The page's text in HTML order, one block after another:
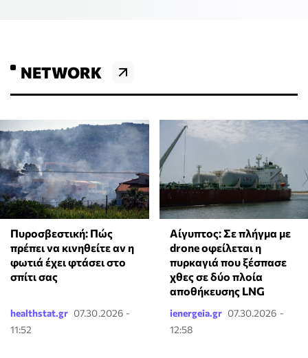
NETWORK
Πυροσβεστική: Πώς
πρέπει να κινηθείτε αν η
φωτιά έχει φτάσει στο
σπίτι σας
healthstat.gr 07.30.2026 -
11:52
Αίγυπτος: Σε πλήγμα με
drone οφείλεται η
πυρκαγιά που ξέσπασε
χθες σε δύο πλοία
αποθήκευσης LNG
ienergeia.gr 07.30.2026 -
12:58